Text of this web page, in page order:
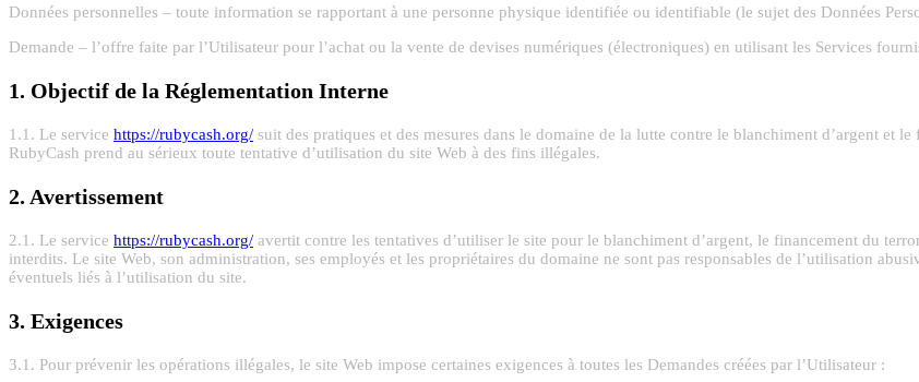
Données personnelles – toute information se rapportant à une personne physique identifiée ou identifiable (le sujet des Données
Demande – l’offre faite par l’Utilisateur pour l’achat ou la vente de devises numériques (électroniques) en utilisant les Services
1. Objectif de la Réglementation Interne
1.1. Le service https://rubycash.org/ suit des pratiques et des mesures dans le domaine de la lutte contre le blanchiment d’argent et
RubyCash prend au sérieux toute tentative d’utilisation du site Web à des fins illégales.
2. Avertissement
2.1. Le service https://rubycash.org/ avertit contre les tentatives d’utiliser le site pour le blanchiment d’argent, le financement du
interdits. Le site Web, son administration, ses employés et les propriétaires du domaine ne sont pas responsables de l’utilisation
éventuels liés à l’utilisation du site.
3. Exigences
3.1. Pour prévenir les opérations illégales, le site Web impose certaines exigences à toutes les Demandes créées par l’Utilisateur :